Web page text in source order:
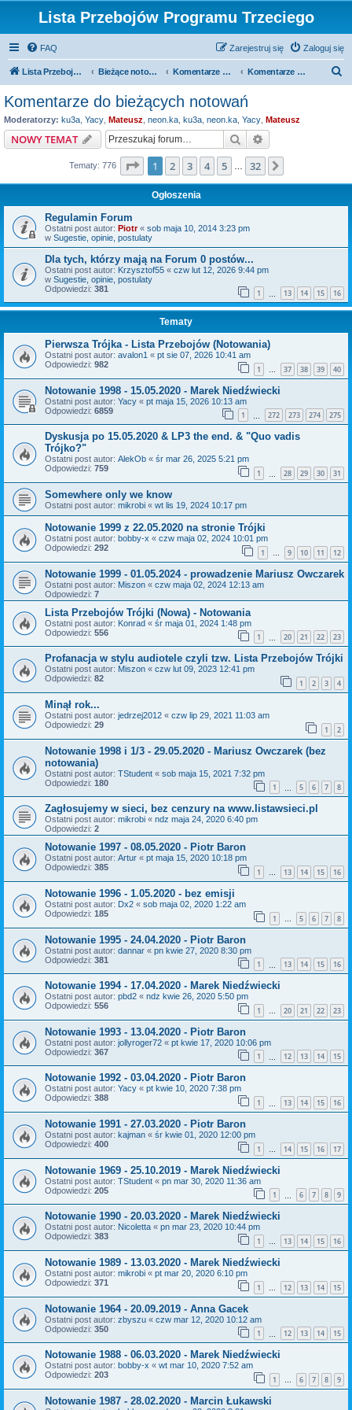
Lista Przebojów Programu Trzeciego
FAQ Zaloguj się
Zarejestruj się
Lista Przebojów Programu Trzeciego Bieżące notowania Komentarze do bieżących notowań Komentarze do bieżących notowań
Komentarze do bieżących notowań
Moderatorzy: ku3a Yacy Mateusz neon.ka ku3a neon.ka Yacy Mateusz
NOWY TEMAT Szukaj
Tematy: 776 Strona1 z32
1 2 3 4 5 32
Ogłoszenia
Regulamin Forum
Ostatni post autor: Piotr« sob maja 10, 2014 3:23 pm
w Sugestie, opinie, postulaty
Dla tych, którzy mają na Forum 0 postów...
Ostatni post autor: Krzysztof55 « czw lut 12, 2026 9:44 pm
w Sugestie, opinie, postulaty
Odpowiedzi: 381 1 13 14 15 16
Tematy
Pierwsza Trójka - Lista Przebojów (Notowania)
Ostatni post autor: avalon1 « pt sie 07, 2026 10:41 am
Odpowiedzi: 982 1 … 37 38 39 40
Notowanie 1998 - 15.05.2020 - Marek Niedźwiecki
Ostatni post autor: Yacy « pt maja 15, 2026 10:13 am
Odpowiedzi: 6859 1 272 273 274 275
Dyskusja po 15.05.2020 & LP3 the end. & "Quo vadis
Trójko?"
Ostatni post autor: AlekOb « śr mar 26, 2025 5:21 pm
Odpowiedzi: 759 1 28 29 30 31
Somewhere only we know
Ostatni post autor: mikrobi « wt lis 19, 2024 10:17 pm
Notowanie 1999 z 22.05.2020 na stronie Trójki
Ostatni post autor: bobby-x « czw maja 02, 2024 10:01 pm
Odpowiedzi: 292 1 … 9 10 11 12
Notowanie 1999 - 01.05.2024 - prowadzenie Mariusz Owczarek
Ostatni post autor: Miszon « czw maja 02, 2024 12:13 am
Odpowiedzi: 7
Lista Przebojów Trójki (Nowa) - Notowania
Ostatni post autor: Konrad « śr maja 01, 2024 1:48 pm
Odpowiedzi: 556 1 20 21 22 23
Profanacja w stylu audiotele czyli tzw. Lista Przebojów Trójki
Ostatni post autor: Miszon « czw lut 09, 2023 12:41 pm
Odpowiedzi: 82 1 2 3 4
Minął rok...
Ostatni post autor: jedrzej2012 « czw lip 29, 2021 11:03 am
Odpowiedzi: 29 1 2
Notowanie 1998 i 1/3 - 29.05.2020 - Mariusz Owczarek (bez
notowania)
Ostatni post autor: TStudent « sob maja 15, 2021 7:32 pm
Odpowiedzi: 180 1 5 6 7 8
Zagłosujemy w sieci, bez cenzury na www.listawsieci.pl
Ostatni post autor: mikrobi « ndz maja 24, 2020 6:40 pm
Odpowiedzi: 2
Notowanie 1997 - 08.05.2020 - Piotr Baron
Ostatni post autor: Artur « pt maja 15, 2020 10:18 pm
Odpowiedzi: 385 1 … 13 14 15 16
Notowanie 1996 - 1.05.2020 - bez emisji
Ostatni post autor: Dx2 « sob maja 02, 2020 1:22 am
Odpowiedzi: 185 1 … 5 6 7 8
Notowanie 1995 - 24.04.2020 - Piotr Baron
Ostatni post autor: dannar « pn kwie 27, 2020 8:30 pm
Odpowiedzi: 381 1 13 14 15 16
Notowanie 1994 - 17.04.2020 - Marek Niedźwiecki
Ostatni post autor: pbd2 « ndz kwie 26, 2020 5:50 pm
Odpowiedzi: 556 1 … 20 21 22 23
Notowanie 1993 - 13.04.2020 - Piotr Baron
Ostatni post autor: jollyroger72 « pt kwie 17, 2020 10:06 pm
Odpowiedzi: 367 1 12 13 14 15
Notowanie 1992 - 03.04.2020 - Piotr Baron
Ostatni post autor: Yacy « pt kwie 10, 2020 7:38 pm
Odpowiedzi: 388 1 13 14 15 16
Notowanie 1991 - 27.03.2020 - Piotr Baron
Ostatni post autor: kajman « śr kwie 01, 2020 12:00 pm
Odpowiedzi: 400 1 … 14 15 16 17
Notowanie 1969 - 25.10.2019 - Marek Niedźwiecki
Ostatni post autor: TStudent « pn mar 30, 2020 11:36 am
Odpowiedzi: 205 1 6 7 8 9
Notowanie 1990 - 20.03.2020 - Marek Niedźwiecki
Ostatni post autor: Nicoletta « pn mar 23, 2020 10:44 pm
Odpowiedzi: 383 1 … 13 14 15 16
Notowanie 1989 - 13.03.2020 - Marek Niedźwiecki
Ostatni post autor: mikrobi « pt mar 20, 2020 6:10 pm
Odpowiedzi: 371 1 … 12 13 14 15
Notowanie 1964 - 20.09.2019 - Anna Gacek
Ostatni post autor: zbyszu « czw mar 12, 2020 10:12 am
Odpowiedzi: 350 1 12 13 14 15
Notowanie 1988 - 06.03.2020 - Marek Niedźwiecki
Ostatni post autor: bobby-x « wt mar 10, 2020 7:52 am
Odpowiedzi: 203 1 … 6 7 8 9
Notowanie 1987 - 28.02.2020 - Marcin Łukawski